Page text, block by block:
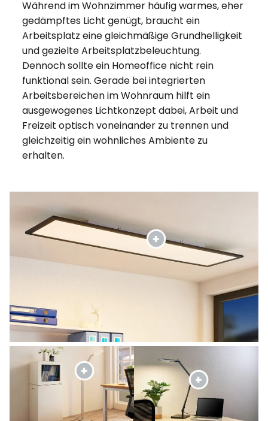
Während im Wohnzimmer häufig warmes, eher
gedämpftes Licht genügt, braucht ein
Arbeitsplatz eine gleichmäßige Grundhelligkeit
und gezielte Arbeitsplatzbeleuchtung.
Dennoch sollte ein Homeoffice nicht rein
funktional sein. Gerade bei integrierten
Arbeitsbereichen im Wohnraum hilft ein
ausgewogenes Lichtkonzept dabei, Arbeit und
Freizeit optisch voneinander zu trennen und
gleichzeitig ein wohnliches Ambiente zu
erhalten.